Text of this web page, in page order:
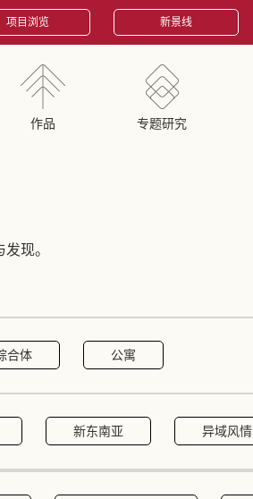
项目浏览 新景线
作品 专题研究
现。
合体 公寓
新东南亚 异域风情